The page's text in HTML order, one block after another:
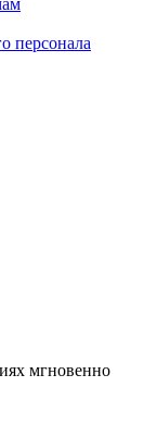
персонала
мгновенно